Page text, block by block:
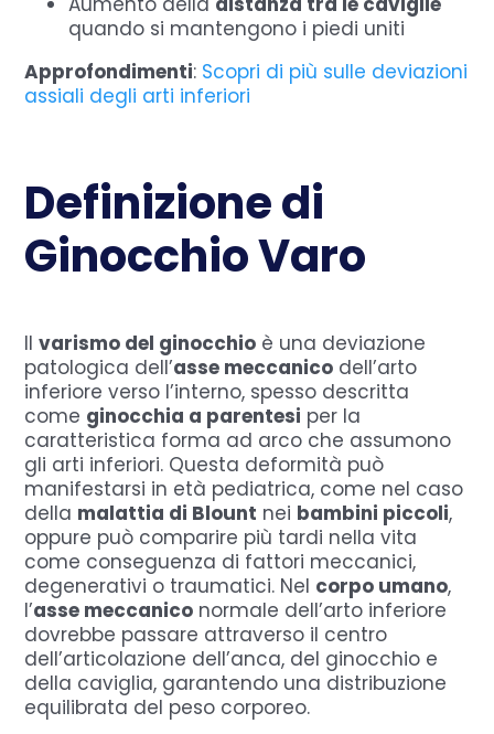
quando si mantengono i piedi uniti
Approfondimenti: Scopri di più sulle deviazioni
assiali degli arti inferiori
Definizione di
Ginocchio Varo
Ilvarismo del ginocchio è una deviazione
patologica dell’asse meccanico dell’arto
inferiore verso l’interno, spesso descritta
come ginocchia a parentesi per la
caratteristica forma ad arco che assumono
gli arti inferiori. Questa deformità può
manifestarsi in età pediatrica, come nel caso
della malattia di Blount nei bambini piccoli,
oppure può comparire più tardi nella vita
come conseguenza di fattori meccanici,
degenerativi o traumatici. Nel corpo umano,
l’asse meccanico normale dell’arto inferiore
dovrebbe passare attraverso il centro
dell’articolazione dell’anca, del ginocchio e
della caviglia, garantendo una distribuzione
equilibrata del peso corporeo.